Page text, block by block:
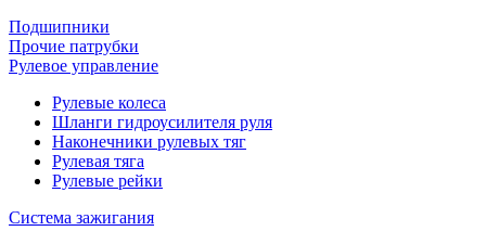
Подшипники
Прочие патрубки
Рулевое управление
Рулевые колеса
Шланги гидроусилителя руля
Наконечники рулевых тяг
Рулевая тяга
Рулевые рейки
Система зажигания